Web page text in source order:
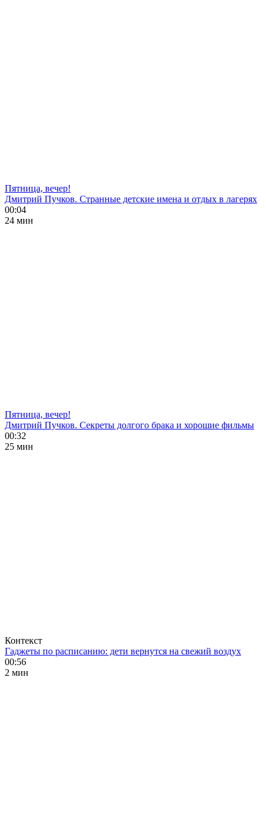
Пятница, вечер!
Дмитрий Пучков. Странные детские имена и отдых в лагерях
00:04
24 мин
Пятница, вечер!
Дмитрий Пучков. Секреты долгого брака и хорошие фильмы
00:32
25 мин
Контекст
Гаджеты по расписанию: дети вернутся на свежий воздух
00:56
2 мин